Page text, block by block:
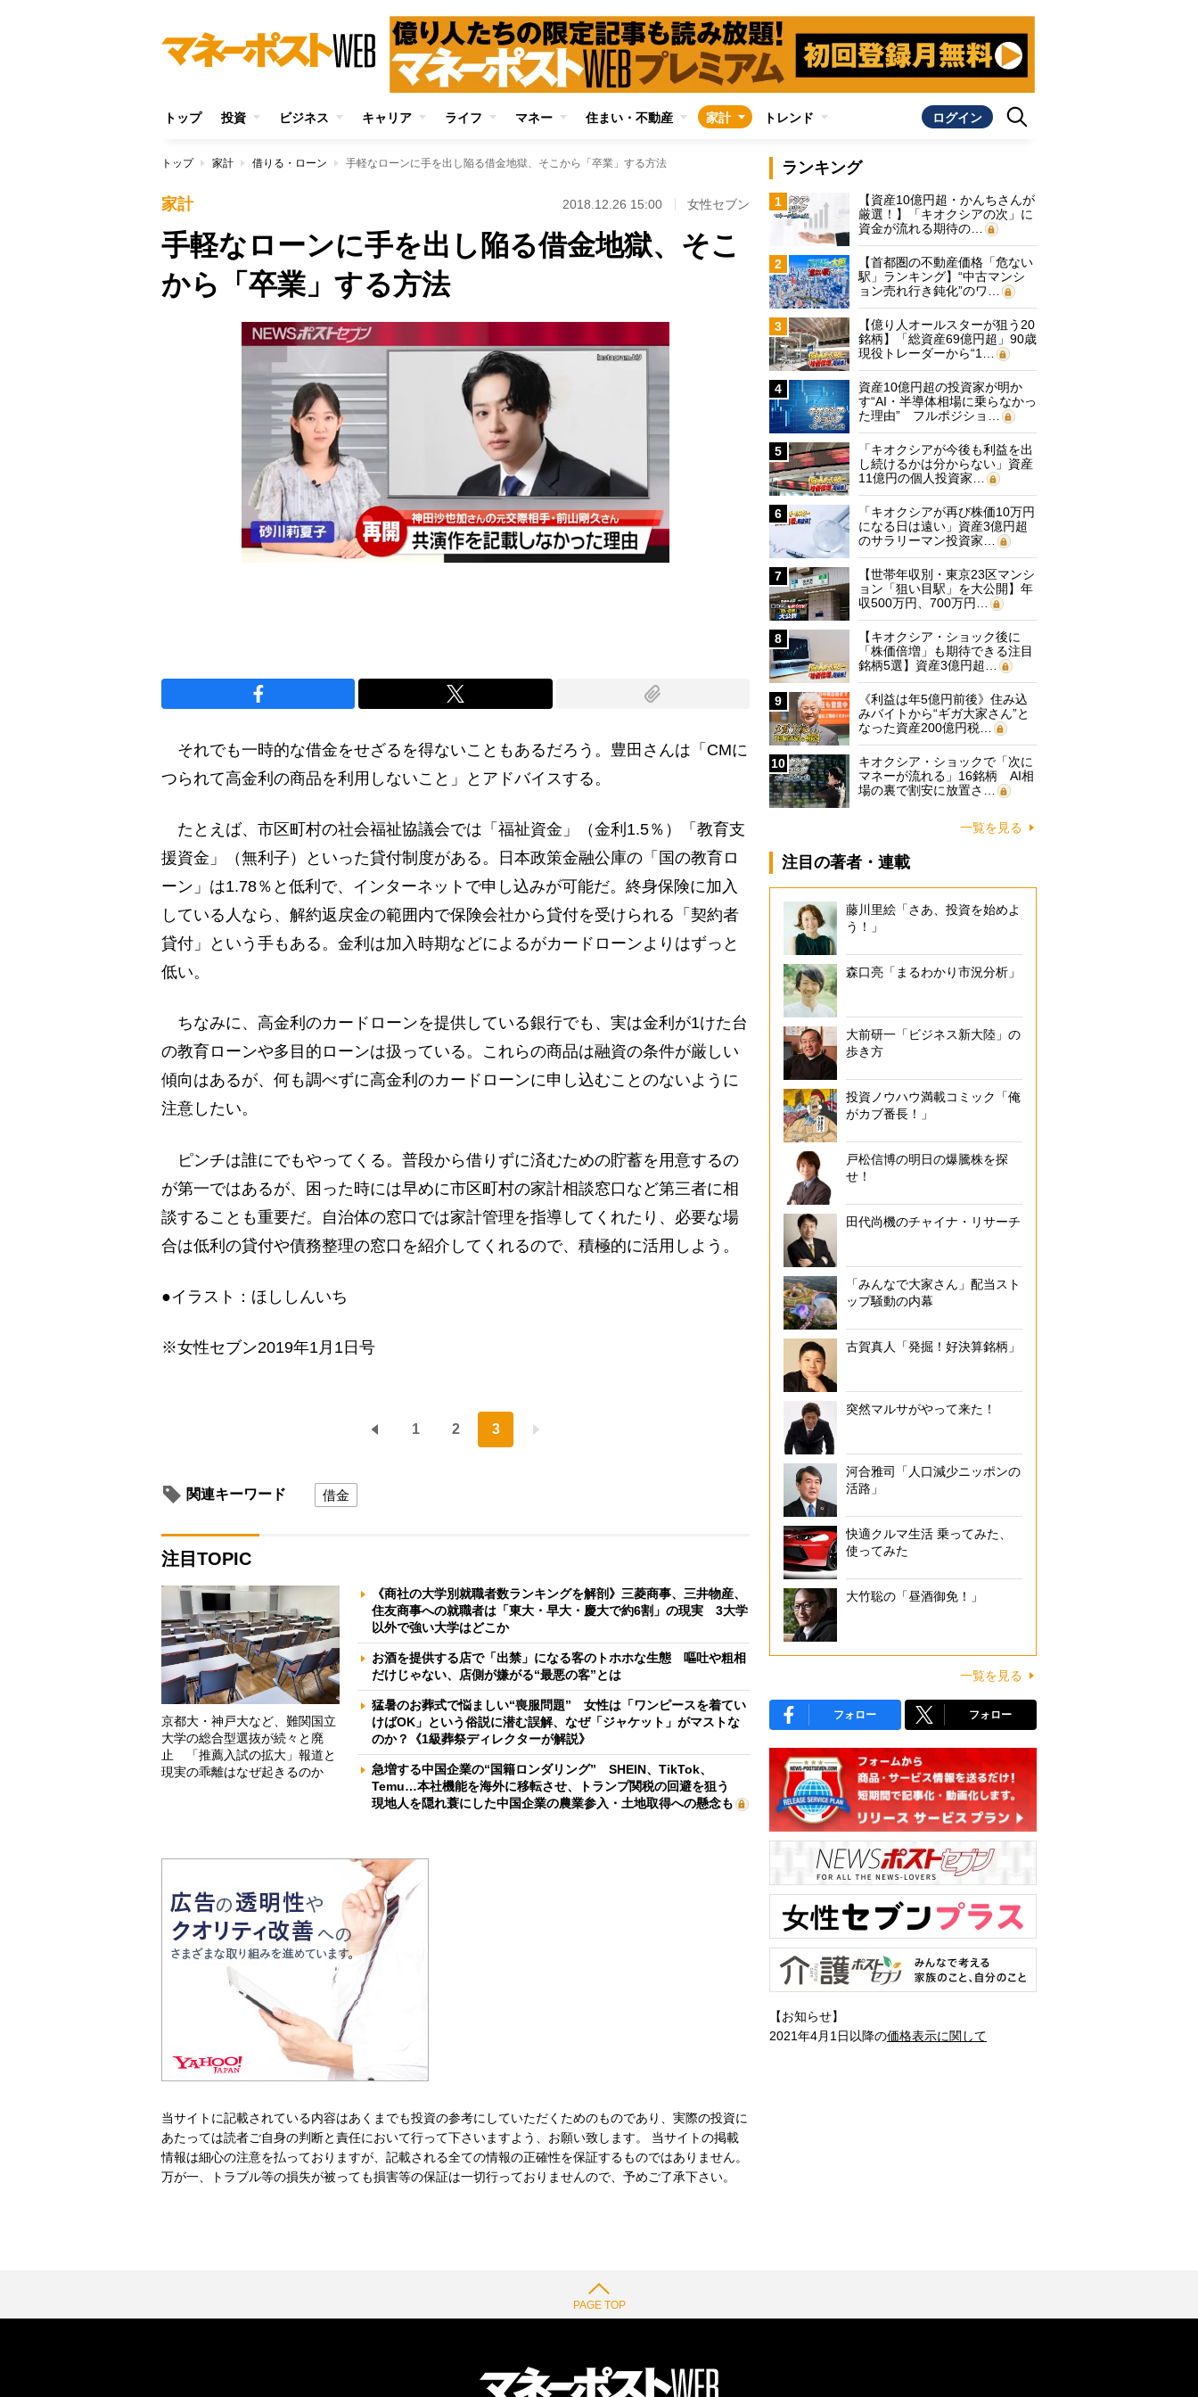
トップ 投資 ビジネス キャリア ライフ マネー 住まい・不動産 家計 トレンド ログイン
トップ 家計 借りる・ローン 手軽なローンに手を出し陥る借金地獄、そこから「卒業」する方法
家計 2018.12.26 15:00 女性セブン
手軽なローンに手を出し陥る借金地獄、そこ
から「卒業」する方法
それでも一時的な借金をせざるを得ないこともあるだろう。豊田さんは「CMに
つられて高金利の商品を利用しないこと」とアドバイスする。
たとえば、市区町村の社会福祉協議会では「福祉資金」（金利1.5％）「教育支
援資金」（無利子）といった貸付制度がある。日本政策金融公庫の「国の教育ロ
ーン」は1.78％と低利で、インターネットで申し込みが可能だ。終身保険に加入
している人なら、解約返戻金の範囲内で保険会社から貸付を受けられる「契約者
貸付」という手もある。金利は加入時期などによるがカードローンよりはずっと
低い。
ちなみに、高金利のカードローンを提供している銀行でも、実は金利が1けた台
の教育ローンや多目的ローンは扱っている。これらの商品は融資の条件が厳しい
傾向はあるが、何も調べずに高金利のカードローンに申し込むことのないように
注意したい。
ピンチは誰にでもやってくる。普段から借りずに済むための貯蓄を用意するの
が第一ではあるが、困った時には早めに市区町村の家計相談窓口など第三者に相
談することも重要だ。自治体の窓口では家計管理を指導してくれたり、必要な場
合は低利の貸付や債務整理の窓口を紹介してくれるので、積極的に活用しよう。
●イラスト：ほししんいち
※女性セブン2019年1月1日号
1 2 3
関連キーワード 借金
注目TOPIC
京都大・神戸大など、難関国立
大学の総合型選抜が続々と廃
止 「推薦入試の拡大」報道と
現実の乖離はなぜ起きるのか
《商社の大学別就職者数ランキングを解剖》三菱商事、三井物産、
住友商事への就職者は「東大・早大・慶大で約6割」の現実 3大学
以外で強い大学はどこか
お酒を提供する店で「出禁」になる客のトホホな生態 嘔吐や粗相
だけじゃない、店側が嫌がる“最悪の客”とは
猛暑のお葬式で悩ましい“喪服問題” 女性は「ワンピースを着てい
けばOK」という俗説に潜む誤解、なぜ「ジャケット」がマストな
のか？《1級葬祭ディレクターが解説》
急増する中国企業の“国籍ロンダリング” SHEIN、TikTok、
Temu…本社機能を海外に移転させ、トランプ関税の回避を狙う
現地人を隠れ蓑にした中国企業の農業参入・土地取得への懸念も
当サイトに記載されている内容はあくまでも投資の参考にしていただくためのものであり、実際の投資に
あたっては読者ご自身の判断と責任において行って下さいますよう、お願い致します。 当サイトの掲載
情報は細心の注意を払っておりますが、記載される全ての情報の正確性を保証するものではありません。
万が一、トラブル等の損失が被っても損害等の保証は一切行っておりませんので、予めご了承下さい。
ランキング
1
【資産10億円超・かんちさんが
厳選！】「キオクシアの次」に
資金が流れる期待の…
2
【首都圏の不動産価格「危ない
駅」ランキング】“中古マンシ
ョン売れ行き鈍化”のワ…
3
【億り人オールスターが狙う20
銘柄】「総資産69億円超」90歳
現役トレーダーから“1…
4
資産10億円超の投資家が明か
す“AI・半導体相場に乗らなかっ
た理由” フルポジショ…
5
「キオクシアが今後も利益を出
し続けるかは分からない」資産
11億円の個人投資家…
6
「キオクシアが再び株価10万円
になる日は遠い」資産3億円超
のサラリーマン投資家…
7
【世帯年収別・東京23区マンシ
ョン「狙い目駅」を大公開】年
収500万円、700万円…
8
【キオクシア・ショック後に
「株価倍増」も期待できる注目
銘柄5選】資産3億円超…
9
《利益は年5億円前後》住み込
みバイトから“ギガ大家さん”と
なった資産200億円税…
10
キオクシア・ショックで「次に
マネーが流れる」16銘柄 AI相
場の裏で割安に放置さ…
一覧を見る
注目の著者・連載
藤川里絵「さあ、投資を始めよ
う！」
森口亮「まるわかり市況分析」
大前研一「ビジネス新大陸」の
歩き方
投資ノウハウ満載コミック「俺
がカブ番長！」
戸松信博の明日の爆騰株を探
せ！
田代尚機のチャイナ・リサーチ
「みんなで大家さん」配当スト
ップ騒動の内幕
古賀真人「発掘！好決算銘柄」
突然マルサがやって来た！
河合雅司「人口減少ニッポンの
活路」
快適クルマ生活 乗ってみた、
使ってみた
大竹聡の「昼酒御免！」
一覧を見る
フォロー フォロー
【お知らせ】
2021年4月1日以降の価格表示に関して
PAGE TOP